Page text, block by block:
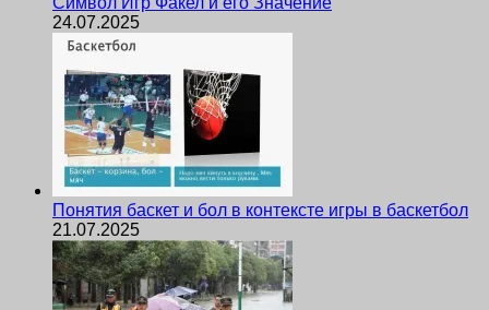
24.07.2025
Понятия баскет и бол в контексте игры в баскетбол
21.07.2025